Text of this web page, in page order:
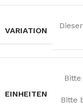
VARIATION
EINHEITEN
Bitte